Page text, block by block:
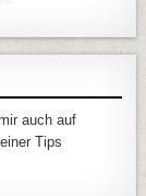
auch auf
Tips